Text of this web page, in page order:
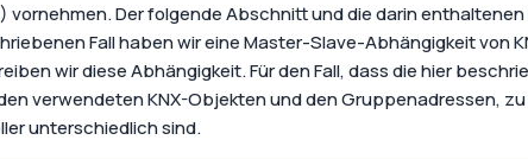
vornehmen. Der folgende Abschnitt und die darin
Fall haben wir eine Master-Slave-Abhängigkeit von
wir diese Abhängigkeit. Für den Fall, dass die hier
verwendeten KNX-Objekten und den Gruppenadressen,
unterschiedlich sind.